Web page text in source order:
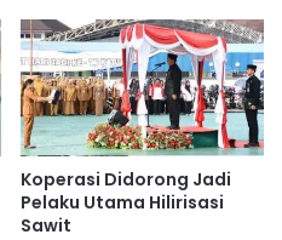
Koperasi Didorong Jadi
Pelaku Utama Hilirisasi
Sawit